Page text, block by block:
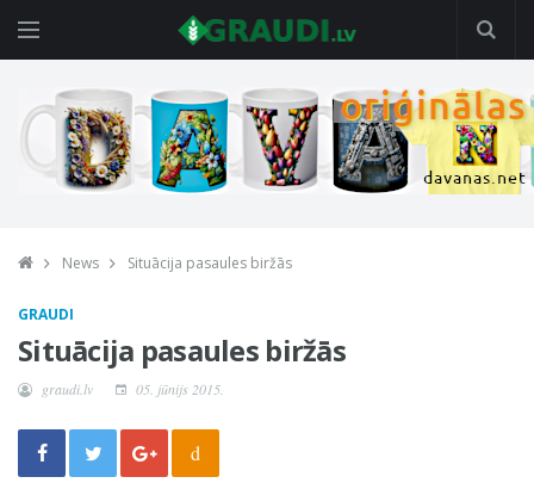
News Situācija pasaules biržās
GRAUDI
Situācija pasaules biržās
graudi.lv 05. jūnijs 2015.
d